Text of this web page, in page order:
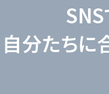
自分たちに